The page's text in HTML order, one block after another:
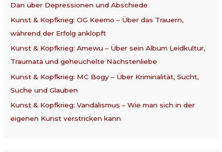
a
c
h
:
Dan über Depressionen und Abschiede
Kunst & Kopfkrieg: OG Keemo – Über das Trauern,
während der Erfolg anklopft
Kunst & Kopfkrieg: Amewu – Über sein Album Leidkultur,
Traumata und geheuchelte Nächstenliebe
Kunst & Kopfkrieg: MC Bogy – Über Kriminalität, Sucht,
Suche und Glauben
Kunst & Kopfkrieg: Vandalismus – Wie man sich in der
eigenen Kunst verstricken kann